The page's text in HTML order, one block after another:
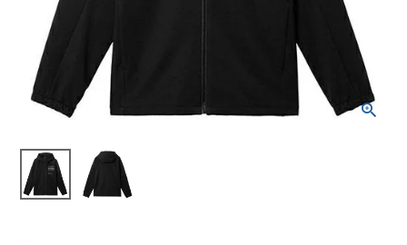
メルマガ登録
特定商取引法
プライバシーポリシー